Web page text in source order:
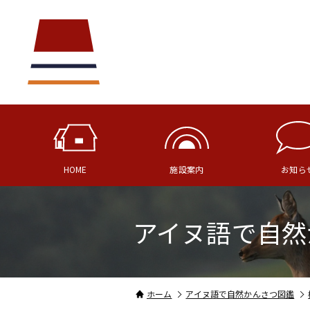
HOME 施設案内 お知ら
アイヌ語で自
ホーム アイヌ語で自然かんさつ図鑑